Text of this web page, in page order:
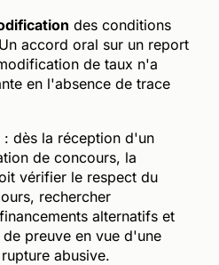
des conditions
accord oral sur un report
de taux n'a
en l'absence de trace
: dès la réception d'un
de concours, la
vérifier le respect du
rechercher
alternatifs et
preuve en vue d'une
abusive.